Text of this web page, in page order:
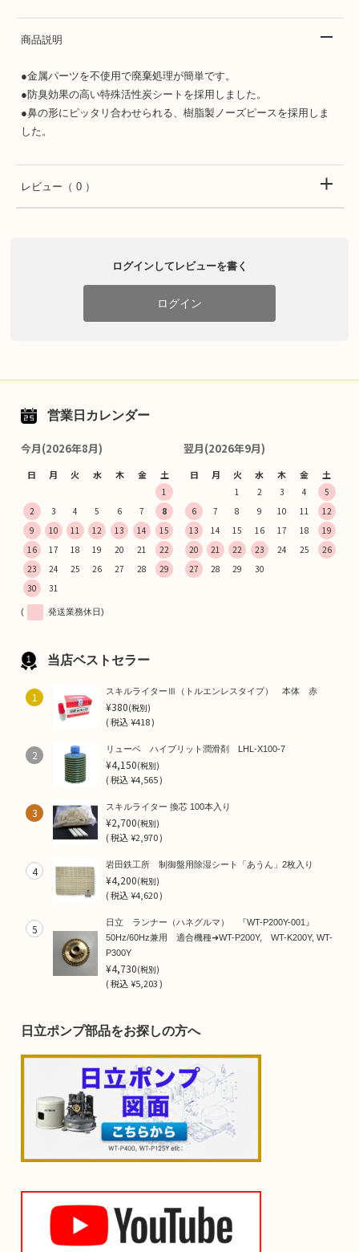
商品説明
●金属パーツを不使用で廃棄処理が簡単です。
●防臭効果の高い特殊活性炭シートを採用しました。
●鼻の形にピッタリ合わせられる、樹脂製ノーズピースを採用しま
した。
レビュー （ 0 ）
ログインしてレビューを書く
ログイン
営業日カレンダー
今月(2026年8月)
日 月 火 水 木 金 土
1
2
3 4 5 6 7
8
9
10 11 12 13 14
15
16
17 18 19 20 21
22
23
24 25 26 27 28
29
30
31
翌月(2026年9月)
日 月 火 水 木 金 土
1 2 3 4
5
6
7 8 9 10 11
12
13
14 15 16 17 18
19
20
21 22 23 24 25
26
27
28 29 30
( 発送業務休日)
当店ベストセラー
1 スキルライターⅢ（トルエンレスタイプ） 本体 赤
¥380(税別)
(税込¥418 )
2 リューベ ハイブリット潤滑剤 LHL-X100-7
¥4,150(税別)
(税込¥4,565 )
3 スキルライター 換芯 100本入り
¥2,700(税別)
(税込¥2,970 )
4 岩田鉄工所 制御盤用除湿シート「あうん」2枚入り
¥4,200(税別)
(税込¥4,620 )
5
日立 ランナー（ハネグルマ） 『WT-P200Y-001』
50Hz/60Hz兼用 適合機種➜WT-P200Y, WT-K200Y, WT-
P300Y
¥4,730(税別)
(税込¥5,203 )
日立ポンプ部品をお探しの方へ